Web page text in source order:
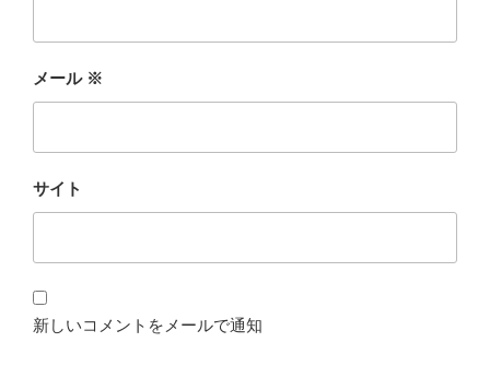
メール ※
サイト
新しいコメントをメールで通知